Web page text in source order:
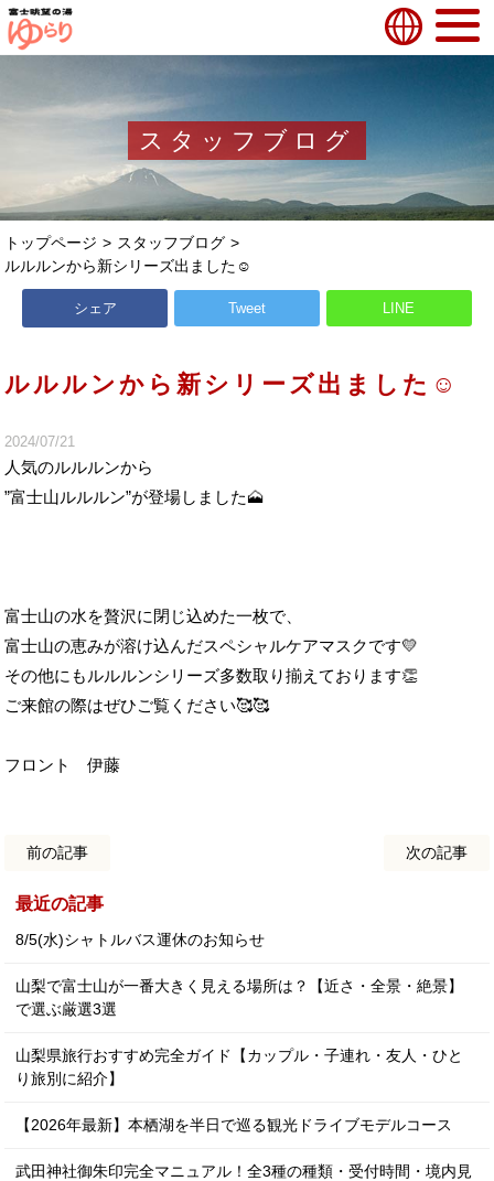
スタッフブログ
トップページ
スタッフブログ
ルルルンから新シリーズ出ました☺
シェア Tweet LINE
ルルルンから新シリーズ出ました☺
2024/07/21
人気のルルルンから
”富士山ルルルン”が登場しました🗻
富士山の水を贅沢に閉じ込めた一枚で、
富士山の恵みが溶け込んだスペシャルケアマスクです💛
その他にもルルルンシリーズ多数取り揃えております👏
ご来館の際はぜひご覧ください🥰🥰
フロント 伊藤
前の記事 次の記事
最近の記事
8/5(水)シャトルバス運休のお知らせ
山梨で富士山が一番大きく見える場所は？【近さ・全景・絶景】
で選ぶ厳選3選
山梨県旅行おすすめ完全ガイド【カップル・子連れ・友人・ひと
り旅別に紹介】
【2026年最新】本栖湖を半日で巡る観光ドライブモデルコース
武田神社御朱印完全マニュアル！全3種の種類・受付時間・境内見